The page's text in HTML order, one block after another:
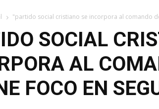
"partido social cristiano se incorpora al comando
SOCIAL
AL
FOCO EN